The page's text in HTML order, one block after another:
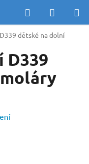
Hledat
KOŠÍK
dětské na dolní
D339